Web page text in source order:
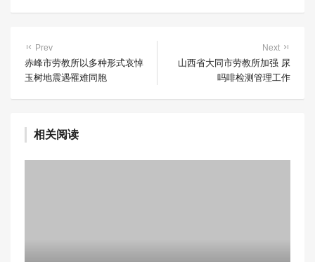
Prev
赤峰市劳教所以多种形式哀悼
玉树地震遇罹难同胞
Next
山西省大同市劳教所加强 尿
吗啡检测管理工作
相关阅读